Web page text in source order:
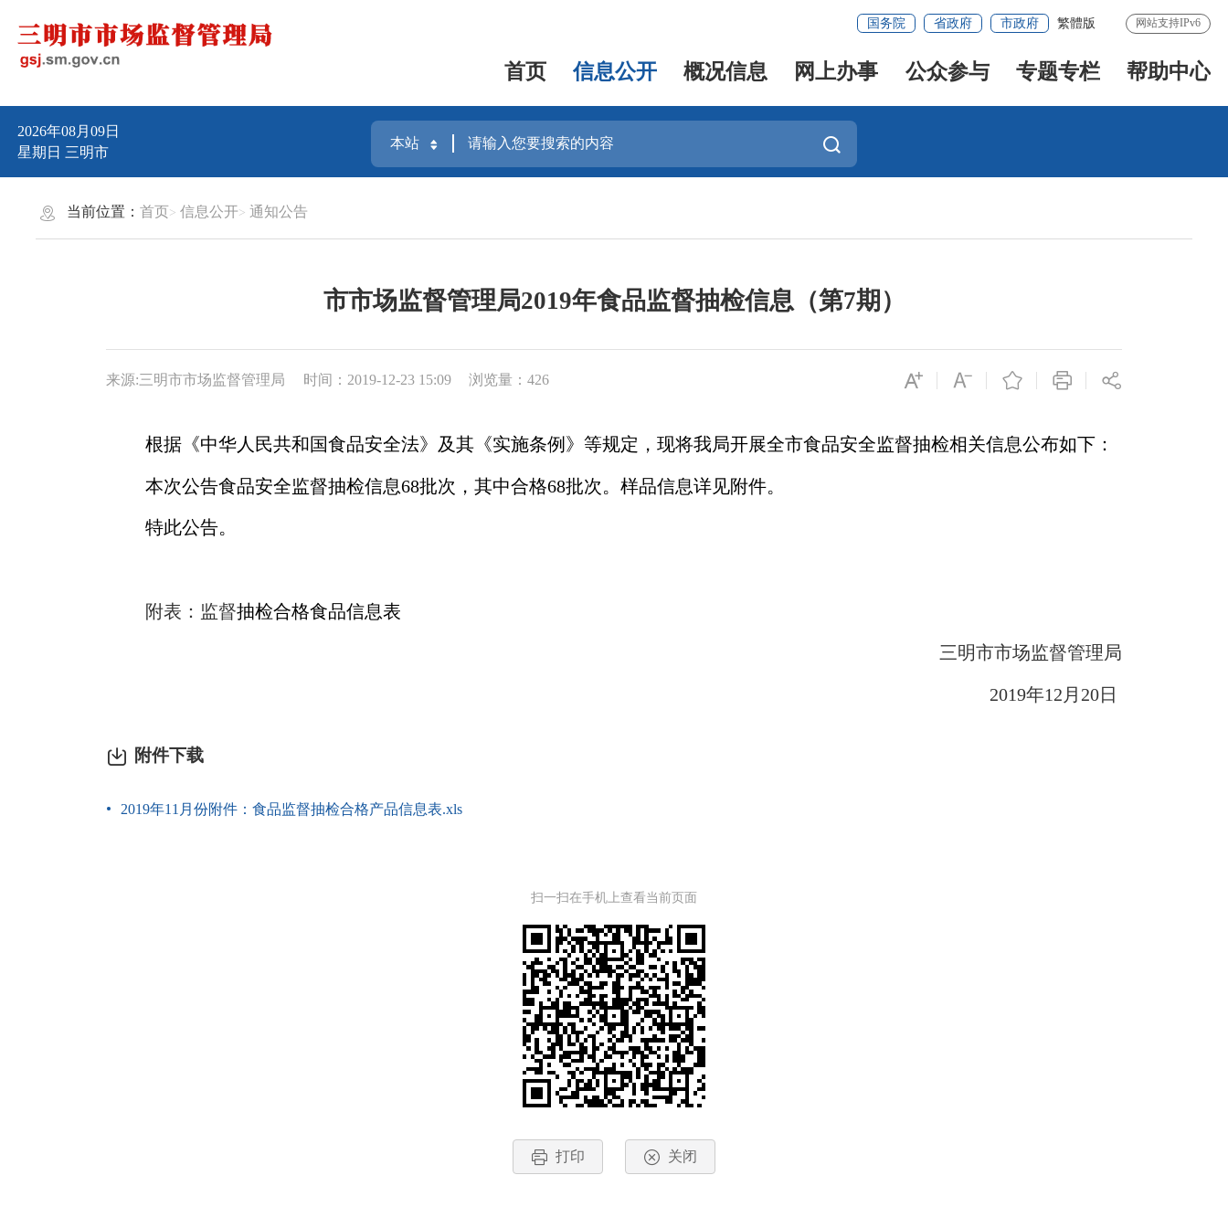
国务院 省政府 市政府 繁體版 网站支持IPv6
首页 信息公开 概况信息 网上办事 公众参与 专题专栏 帮助中心
2026年08月09日
星期日 三明市
当前位置：首页 信息公开 通知公告
市市场监督管理局2019年食品监督抽检信息（第7期）
来源:三明市市场监督管理局 时间：2019-12-23 15:09 浏览量：426
根据《中华人民共和国食品安全法》及其《实施条例》等规定，现将我局开展全市食品安全监督抽检相关信息公布如下：
本次公告食品安全监督抽检信息68批次，其中合格68批次。样品信息详见附件。
特此公告。
附表：监督抽检合格食品信息表
三明市市场监督管理局
2019年12 月 20日
附件下载
2019年11月份附件：食品监督抽检合格产品信息表.xls
扫一扫在手机上查看当前页面
打印 关闭